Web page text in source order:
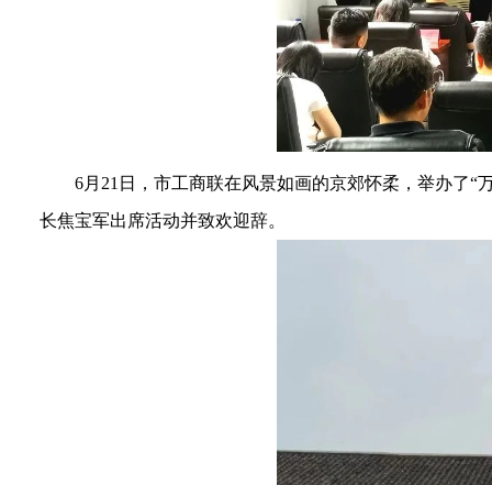
6月21日，市工商联在风景如画的京郊怀柔，举办了
长焦宝军出席活动并致欢迎辞。